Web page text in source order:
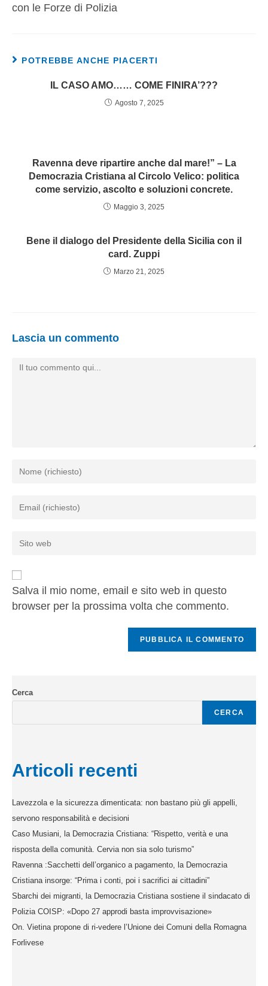
con le Forze di Polizia
POTREBBE ANCHE PIACERTI
IL CASO AMO…… COME FINIRA’???
Agosto 7, 2025
Ravenna deve ripartire anche dal mare!” – La
Democrazia Cristiana al Circolo Velico: politica
come servizio, ascolto e soluzioni concrete.
Maggio 3, 2025
Bene il dialogo del Presidente della Sicilia con il
card. Zuppi
Marzo 21, 2025
Lascia un commento
Salva il mio nome, email e sito web in questo
browser per la prossima volta che commento.
Cerca
CERCA
Articoli recenti
Lavezzola e la sicurezza dimenticata: non bastano più gli appelli,
servono responsabilità e decisioni
Caso Musiani, la Democrazia Cristiana: “Rispetto, verità e una
risposta della comunità. Cervia non sia solo turismo”
Ravenna :Sacchetti dell’organico a pagamento, la Democrazia
Cristiana insorge: “Prima i conti, poi i sacrifici ai cittadini”
Sbarchi dei migranti, la Democrazia Cristiana sostiene il sindacato di
Polizia COISP: «Dopo 27 approdi basta improvvisazione»
On. Vietina propone di ri-vedere l’Unione dei Comuni della Romagna
Forlivese